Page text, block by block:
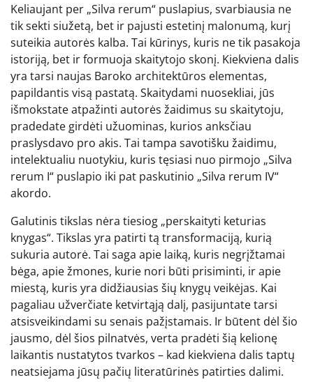
Keliaujant per „Silva rerum“ puslapius, svarbiausia ne
tik sekti siužetą, bet ir pajusti estetinį malonumą, kurį
suteikia autorės kalba. Tai kūrinys, kuris ne tik pasakoja
istoriją, bet ir formuoja skaitytojo skonį. Kiekviena dalis
yra tarsi naujas Baroko architektūros elementas,
papildantis visą pastatą. Skaitydami nuosekliai, jūs
išmokstate atpažinti autorės žaidimus su skaitytoju,
pradedate girdėti užuominas, kurios anksčiau
praslysdavo pro akis. Tai tampa savotišku žaidimu,
intelektualiu nuotykiu, kuris tęsiasi nuo pirmojo „Silva
rerum I“ puslapio iki pat paskutinio „Silva rerum IV“
akordo.
Galutinis tikslas nėra tiesiog „perskaityti keturias
knygas“. Tikslas yra patirti tą transformaciją, kurią
sukuria autorė. Tai saga apie laiką, kuris negrįžtamai
bėga, apie žmones, kurie nori būti prisiminti, ir apie
miestą, kuris yra didžiausias šių knygų veikėjas. Kai
pagaliau užverčiate ketvirtąją dalį, pasijuntate tarsi
atsisveikindami su senais pažįstamais. Ir būtent dėl šio
jausmo, dėl šios pilnatvės, verta pradėti šią kelionę
laikantis nustatytos tvarkos – kad kiekviena dalis taptų
neatsiejama jūsų pačių literatūrinės patirties dalimi.